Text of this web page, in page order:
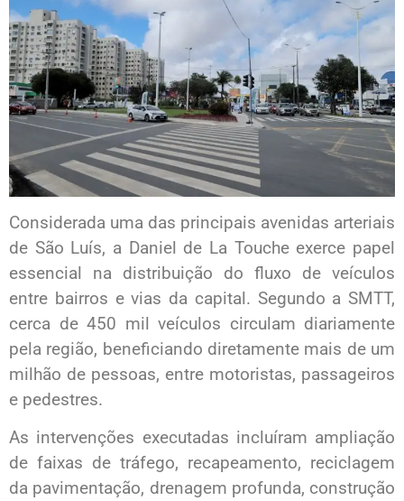
Considerada uma das principais avenidas arteriais
de São Luís, a Daniel de La Touche exerce papel
essencial na distribuição do fluxo de veículos
entre bairros e vias da capital. Segundo a SMTT,
cerca de 450 mil veículos circulam diariamente
pela região, beneficiando diretamente mais de um
milhão de pessoas, entre motoristas, passageiros
e pedestres.
As intervenções executadas incluíram ampliação
de faixas de tráfego, recapeamento, reciclagem
da pavimentação, drenagem profunda, construção